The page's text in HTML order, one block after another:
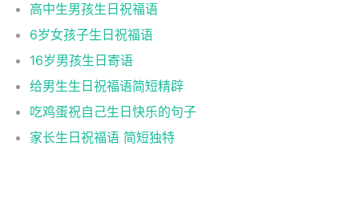
高中生男孩生日祝福语
6岁女孩子生日祝福语
16岁男孩生日寄语
给男生生日祝福语简短精辟
吃鸡蛋祝自己生日快乐的句子
家长生日祝福语 简短独特